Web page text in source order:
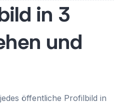
in 3
und
öffentliche Profilbild in